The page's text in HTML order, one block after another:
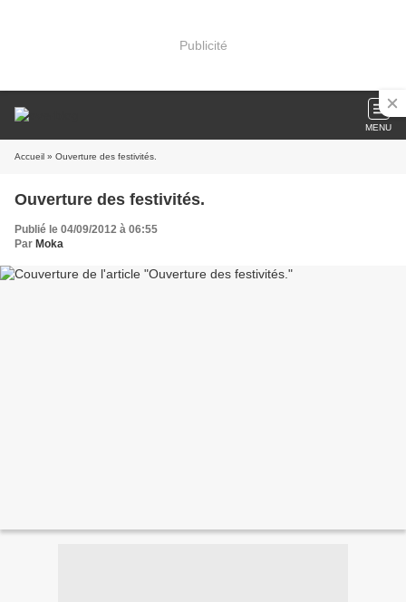
Publicité
MENU
Accueil » Ouverture des festivités.
Ouverture des festivités.
Publié le 04/09/2012 à 06:55
Par Moka